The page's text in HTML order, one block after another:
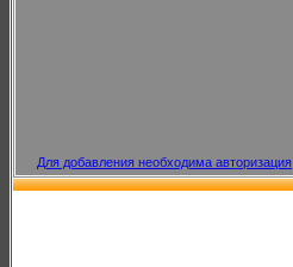
Для добавления необходима авторизация